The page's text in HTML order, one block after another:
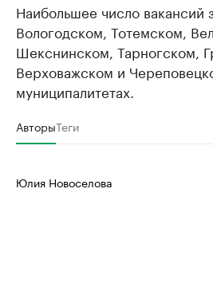
Наибольшее число вакансий
Вологодском, Тотемском,
Шекснинском, Тарногском,
Верховажском и
муниципалитетах.
АвторыТеги
Юлия Новоселова